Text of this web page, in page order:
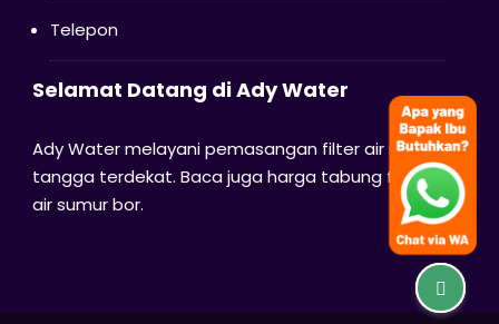
Telepon
Selamat Datang di Ady Water
Ady Water melayani pemasangan filter air rumah
tangga terdekat. Baca juga harga tabung filter
air sumur bor.